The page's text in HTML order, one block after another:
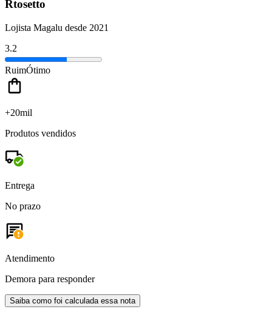
Rtosetto
Lojista Magalu desde 2021
3.2
RuimÓtimo
+20mil
Produtos vendidos
Entrega
No prazo
Atendimento
Demora para responder
Saiba como foi calculada essa nota